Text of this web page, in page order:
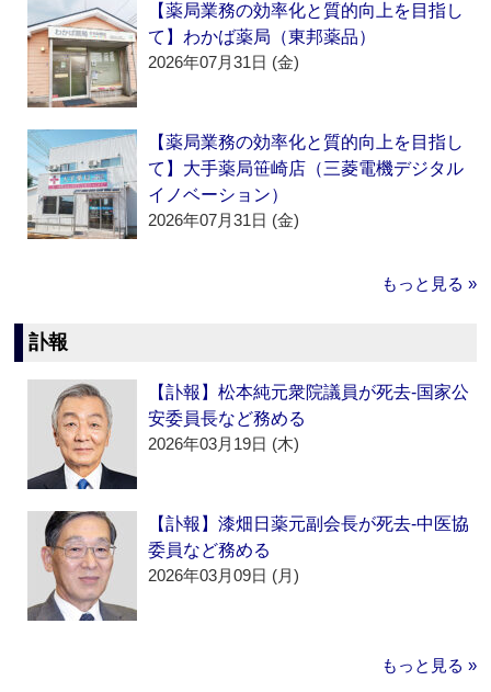
【薬局業務の効率化と質的向上を目指し
て】わかば薬局（東邦薬品）
2026年07月31日 (金)
【薬局業務の効率化と質的向上を目指し
て】大手薬局笹崎店（三菱電機デジタル
イノベーション）
2026年07月31日 (金)
もっと見る »
訃報
【訃報】松本純元衆院議員が死去‐国家公
安委員長など務める
2026年03月19日 (木)
【訃報】漆畑日薬元副会長が死去‐中医協
委員など務める
2026年03月09日 (月)
もっと見る »